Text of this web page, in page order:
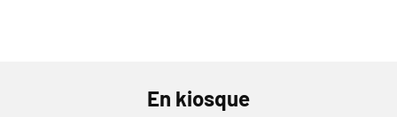
En kiosque